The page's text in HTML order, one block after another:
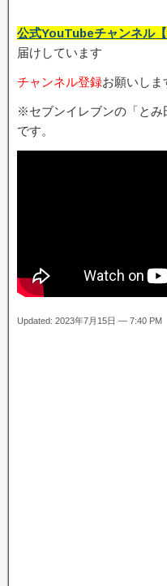
公式YouTubeチャンネル【
届けしています
チャンネル登録お願いしま
※セブンイレブンの「とみ
です。
Updated: 2023年7月15日 — 7:40 PM